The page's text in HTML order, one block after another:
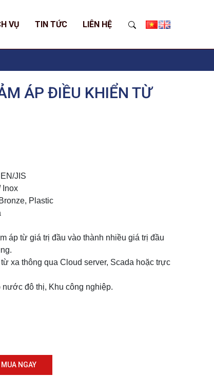
VỤ TIN TỨC LIÊN HỆ
ÁP ĐIỀU KHIỂN TỪ
JIS
Inox
Plastic
áp từ giá trị đầu vào thành nhiều giá trị đầu
xa thông qua Cloud server, Scada hoặc trực
đô thị, Khu công nghiệp.
MUA NGAY